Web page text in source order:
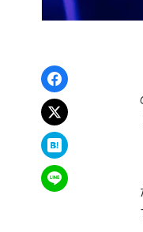
Facebookで
xでポスト
はてなブッ
LINEで送る